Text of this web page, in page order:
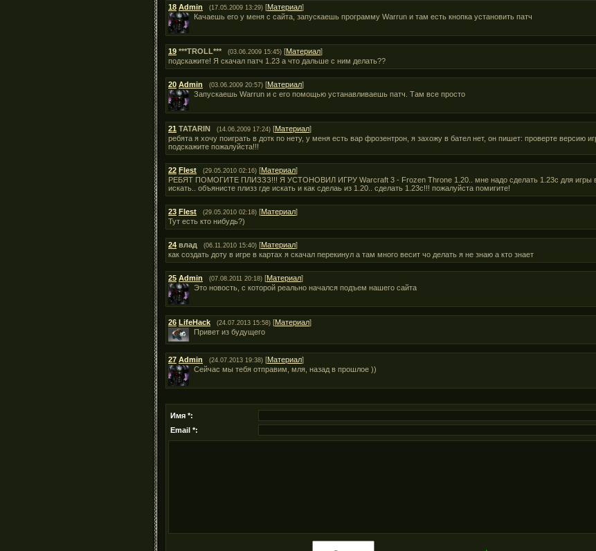
18 Admin (17.05.2009 13:29) [Материал]
Качаешь его у меня с сайта, запускаешь программу Warrun и там есть кнопка установить патч
19 ***TROLL*** (03.06.2009 15:45) [Материал]
подскажите! Я скачал патч 1.23 а что дальше с ним делать??
20 Admin (03.06.2009 20:57) [Материал]
Запускаешь Warrun и с его помощью устанавливаешь патч. Там все просто
21 TATARIN (14.06.2009 17:24) [Материал]
ребята я хочу поиграть в дотк по нету, у меня есть вар фрозентрон, я захожу в бател нет, он пишет: проверте версию
подскажите пожалуйста!!!
22 Flest (29.05.2010 02:16) [Материал]
РЕБЯТ ПОМОГИТЕ ПЛИЗЗЗ!!! Я УСТОНОВИЛ ИГРУ Warcraft 3 - Frozen Throne 1.20.. мне надо сделать 1.23с для игры в
искать.. объянисте плизз где искать и как сделаь из 1.20.. сделать 1.23с!!! пожалуйста помигите!
23 Flest (29.05.2010 02:18) [Материал]
Тут есть кто нибудь?)
24 влад (06.11.2010 15:40) [Материал]
как создать доту в игре в картах я скачал перекинул а там много весит чо делать я не знаю а кто знает
25 Admin (07.08.2011 20:18) [Материал]
Это новость, с которой реально начался подъем нашего сайта
26 LifeHack (24.07.2013 15:58) [Материал]
Привет из будущего
27 Admin (24.07.2013 19:38) [Материал]
Сейчас мы тебя отправим, мля, назад в прошлое ))
Имя *:
Email *: